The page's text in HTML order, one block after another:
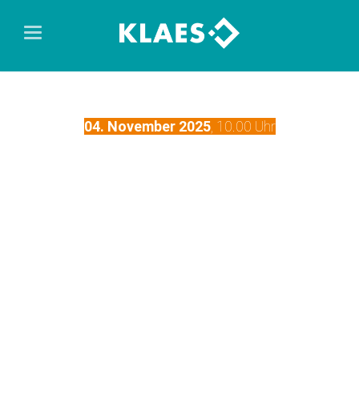
04. November 2025, 10.00 Uhr